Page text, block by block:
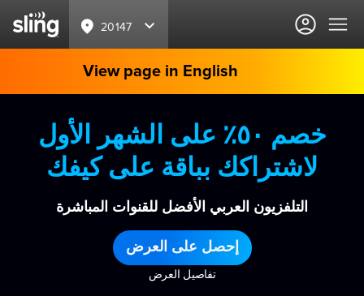
20147
View page in English
خصم ٥٠٪ على الشهر الأول
لاشتراكك بباقة على كيفك
التلفزيون العربي الأفضل للقنوات المباشرة
إحصل على العرض
تفاصيل العرض